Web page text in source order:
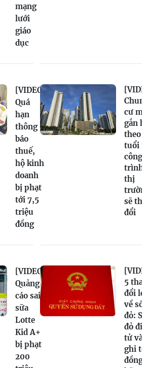
mạng
lưới
giáo
dục
[VIDEO]
Quá
hạn
thông
báo
thuế,
hộ kinh
doanh
bị phạt
tới 7,5
triệu
đồng
Chung
cư mới
gắn
theo
tuổi
công
trình,
thị
trường
sẽ
đổi
[VIDEO]
Quảng
cáo sai
sữa
Lotte
Kid A+
bị phạt
200
5 thay
đổi lớn
về sổ
đỏ: Sổ
đỏ
tử và
ghi tên
đồng